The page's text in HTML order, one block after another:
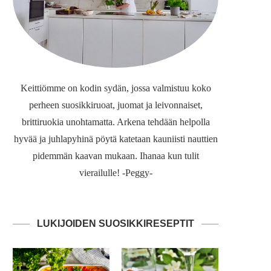
Keittiömme on kodin sydän, jossa valmistuu koko
perheen suosikkiruoat, juomat ja leivonnaiset,
brittiruokia unohtamatta. Arkena tehdään helpolla
hyvää ja juhlapyhinä pöytä katetaan kauniisti nauttien
pidemmän kaavan mukaan. Ihanaa kun tulit
vierailulle! -Peggy-
LUKIJOIDEN SUOSIKKIRESEPTIT